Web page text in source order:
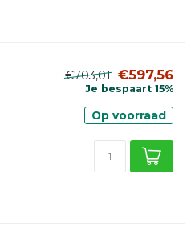
€703,01 €597,56
Je bespaart 15%
Op voorraad